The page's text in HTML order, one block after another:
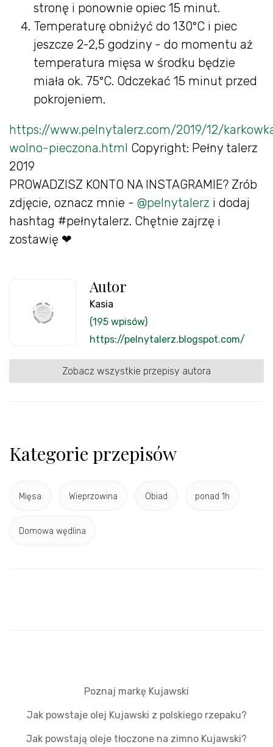
stronę i ponownie opiec 15 minut.
Temperaturę obniżyć do 130°C i piec
jeszcze 2-2,5 godziny - do momentu aż
temperatura mięsa w środku będzie
miała ok. 75°C. Odczekać 15 minut przed
pokrojeniem.
https://www.pelnytalerz.com/2019/12/
wolno-pieczona.html Copyright: Pełny talerz
2019
PROWADZISZ KONTO NA INSTAGRAMIE? Zrób
zdjęcie, oznacz mnie - @pelnytalerz i dodaj
hashtag #pełnytalerz. Chętnie zajrzę i
zostawię ❤
Autor
Kasia
(195 wpisów)
https://pelnytalerz.blogspot.com/
Zobacz wszystkie przepisy autora
Kategorie przepisów
Mięsa Wieprzowina Obiad ponad 1h
Domowa wędlina
Poznaj markę Kujawski
Jak powstaje olej Kujawski z polskiego rzepaku?
Jak powstają oleje tłoczone na zimno Kujawski?